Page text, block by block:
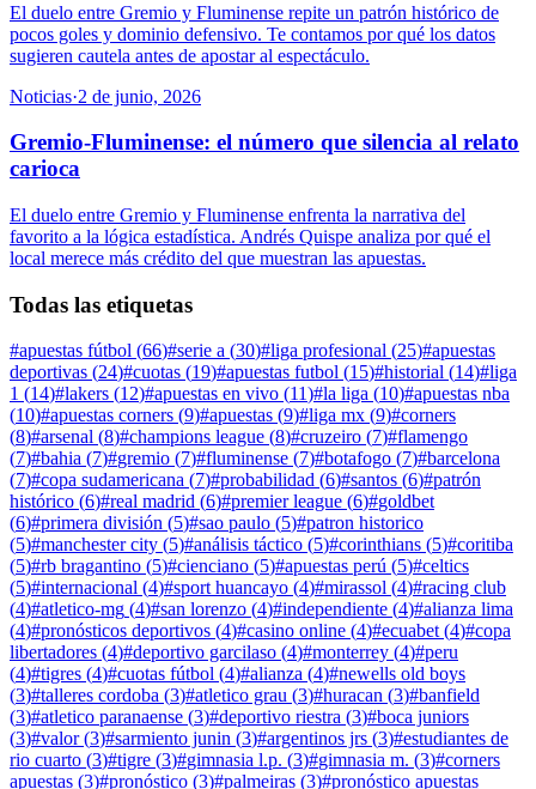
El duelo entre Gremio y Fluminense repite un patrón histórico de
pocos goles y dominio defensivo. Te contamos por qué los datos
sugieren cautela antes de apostar al espectáculo.
Noticias·2 de junio, 2026
Gremio-Fluminense: el número que silencia al relato
carioca
El duelo entre Gremio y Fluminense enfrenta la narrativa del
favorito a la lógica estadística. Andrés Quispe analiza por qué el
local merece más crédito del que muestran las apuestas.
Todas las etiquetas
#apuestas fútbol (66)#serie a (30)#liga profesional (25)#apuestas
deportivas (24)#cuotas (19)#apuestas futbol (15)#historial (14)#liga
1 (14)#lakers (12)#apuestas en vivo (11)#la liga (10)#apuestas nba
(10)#apuestas corners (9)#apuestas (9)#liga mx (9)#corners
(8)#arsenal (8)#champions league (8)#cruzeiro (7)#flamengo
(7)#bahia (7)#gremio (7)#fluminense (7)#botafogo (7)#barcelona
(7)#copa sudamericana (7)#probabilidad (6)#santos (6)#patrón
histórico (6)#real madrid (6)#premier league (6)#goldbet
(6)#primera división (5)#sao paulo (5)#patron historico
(5)#manchester city (5)#análisis táctico (5)#corinthians (5)#coritiba
(5)#rb bragantino (5)#cienciano (5)#apuestas perú (5)#celtics
(5)#internacional (4)#sport huancayo (4)#mirassol (4)#racing club
(4)#atletico-mg (4)#san lorenzo (4)#independiente (4)#alianza lima
(4)#pronósticos deportivos (4)#casino online (4)#ecuabet (4)#copa
libertadores (4)#deportivo garcilaso (4)#monterrey (4)#peru
(4)#tigres (4)#cuotas fútbol (4)#alianza (4)#newells old boys
(3)#talleres cordoba (3)#atletico grau (3)#huracan (3)#banfield
(3)#atletico paranaense (3)#deportivo riestra (3)#boca juniors
(3)#valor(3)#sarmiento junin (3)#argentinos jrs (3)#estudiantes de
rio cuarto (3)#tigre (3)#gimnasia l.p. (3)#gimnasia m. (3)#corners
apuestas (3)#pronóstico (3)#palmeiras (3)#pronóstico apuestas